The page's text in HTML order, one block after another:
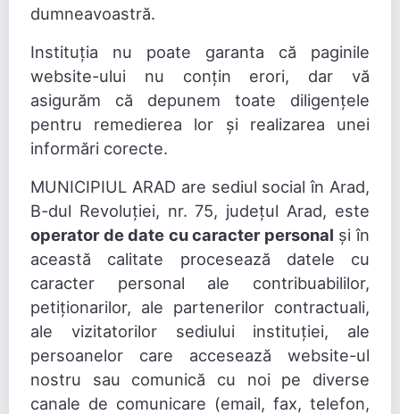
dumneavoastră.
Instituția nu poate garanta că paginile
website-ului nu conțin erori, dar vă
asigurăm că depunem toate diligențele
pentru remedierea lor și realizarea unei
informări corecte.
MUNICIPIUL ARAD are sediul social în Arad,
B-dul Revoluției, nr. 75, județul Arad, este
operator de date cu caracter personal și în
această calitate procesează datele cu
caracter personal ale contribuabililor,
petiționarilor, ale partenerilor contractuali,
ale vizitatorilor sediului instituției, ale
persoanelor care accesează website-ul
nostru sau comunică cu noi pe diverse
canale de comunicare (email, fax, telefon,